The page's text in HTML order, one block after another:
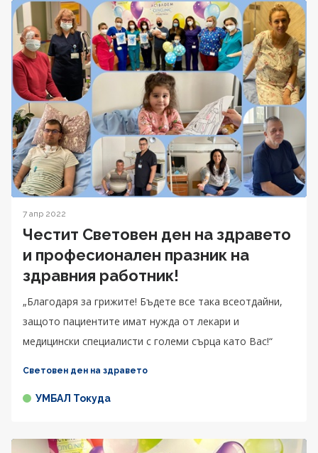
7 апр 2022
Честит Световен ден на здравето
и професионален празник на
здравния работник!
„Благодаря за грижите! Бъдете все така всеотдайни,
защото пациентите имат нужда от лекари и
медицински специалисти с големи сърца като Вас!“
Световен ден на здравето
УМБАЛ Токуда